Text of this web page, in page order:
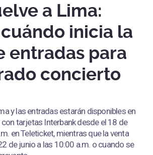
a Lima:
inicia la
entradas para
concierto
y las entradas estarán disponibles en
tarjetas Interbank desde el 18 de
en Teleticket, mientras que la venta
de junio a las 10:00 a.m. o cuando se